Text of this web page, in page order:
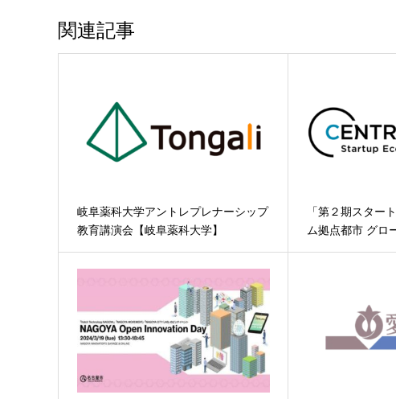
関連記事
岐阜薬科大学アントレプレナーシップ
教育講演会【岐阜薬科大学】
「第２期スター
ム拠点都市 グロ